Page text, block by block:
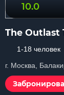
10.0
The Outlast
1-18 человек
г. Москва,